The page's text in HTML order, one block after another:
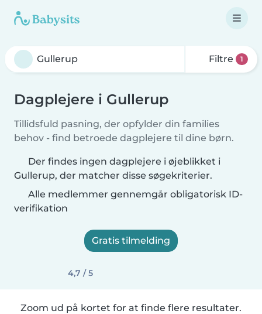
Filtre 1
Dagplejere i Gullerup
Tillidsfuld pasning, der opfylder din families
behov - find betroede dagplejere til dine børn.
Der findes ingen dagplejere i øjeblikket i
Gullerup, der matcher disse søgekriterier.
Alle medlemmer gennemgår obligatorisk ID-
verifikation
Gratis tilmelding
4,7 / 5
Zoom ud på kortet for at finde flere resultater.